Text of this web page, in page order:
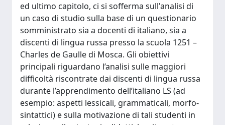
ed ultimo capitolo, ci si sofferma sull'analisi di
un caso di studio sulla base di un questionario
somministrato sia a docenti di italiano, sia a
discenti di lingua russa presso la scuola 1251 –
Charles de Gaulle di Mosca. Gli obiettivi
principali riguardano l’analisi sulle maggiori
difficoltà riscontrate dai discenti di lingua russa
durante l’apprendimento dell’italiano LS (ad
esempio: aspetti lessicali, grammaticali, morfo-
sintattici) e sulla motivazione di tali studenti in